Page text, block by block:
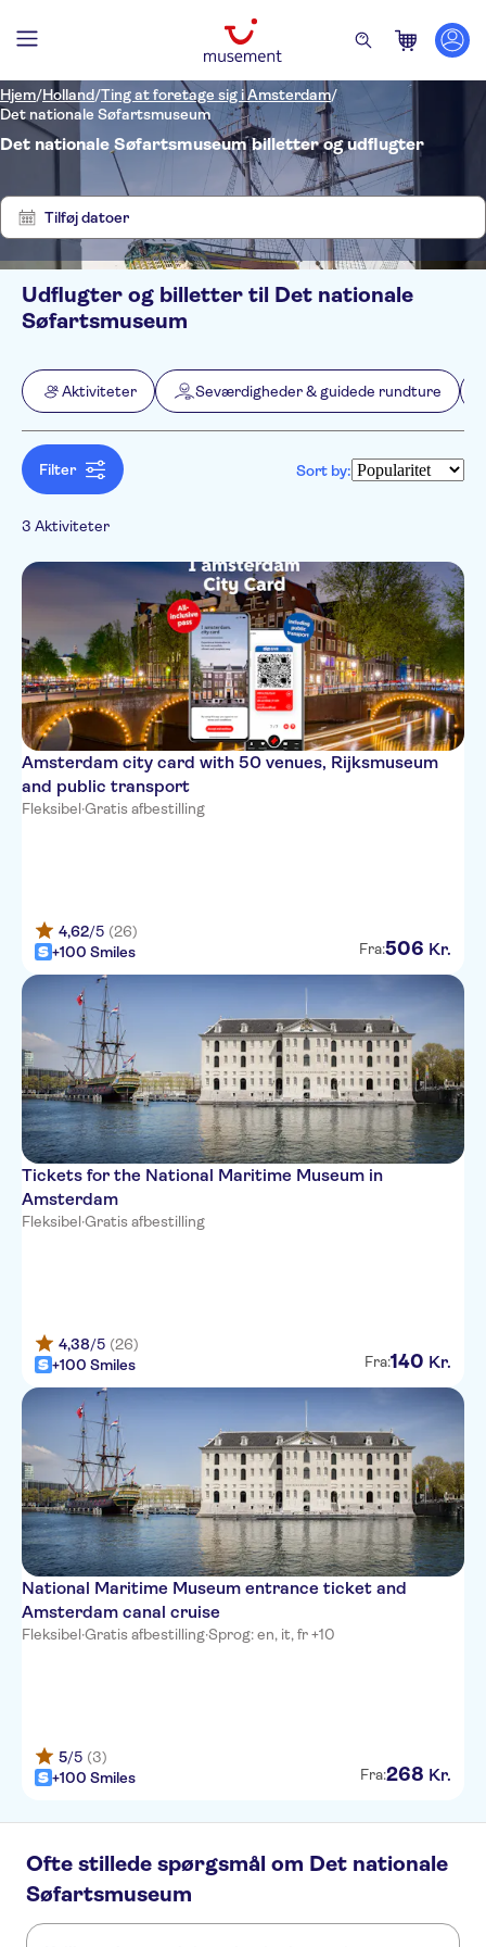
Hjem/Holland/Ting at foretage sig i Amsterdam/
Det nationale Søfartsmuseum
Det nationale Søfartsmuseum billetter og udflugter
Tilføj datoer
FiltersPris (voksen)
Min DKK Max DKK
Pickup på hotel
NO-PICKUP
Gratis aflysning
Øjeblikkelig bekræftelse
Spring linjen over
Entréudgifter er Inkluderet
Kategorier
Aktiviteter
Seværdigheder & guidede
rundture
Pas til seværdigheder
Udflugter & dagsture
kunstgallerier
Aktivitetssprog
Arabic
German
English
French
Japanese
Korean
Dutch
3
resultater
Udflugter og billetter til Det nationale
Søfartsmuseum
Aktiviteter Seværdigheder & guidede rundture
Filter Sort by:
3 Aktiviteter
Amsterdam city card with 50 venues, Rijksmuseum
and public transport
Fleksibel·Gratis afbestilling
4,62/5 (26)
+100 Smiles
Fra:506 Kr.
Tickets for the National Maritime Museum in
Amsterdam
Fleksibel·Gratis afbestilling
4,38/5 (26)
+100 Smiles
Fra:140 Kr.
National Maritime Museum entrance ticket and
Amsterdam canal cruise
Fleksibel·Gratis afbestilling·Sprog: en, it, fr +10
5/5 (3)
+100 Smiles
Fra:268 Kr.
Ofte stillede spørgsmål om Det nationale
Søfartsmuseum